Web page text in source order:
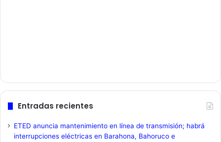
Entradas recientes
ETED anuncia mantenimiento en línea de transmisión; habrá
interrupciones eléctricas en Barahona, Bahoruco e